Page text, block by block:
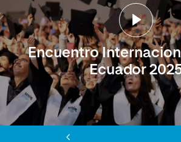
Encuentro
Ecuador